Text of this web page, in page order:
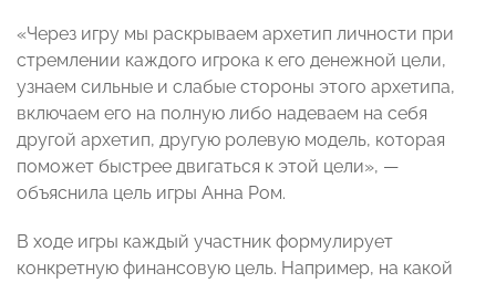
«Через игру мы раскрываем архетип личности при
стремлении каждого игрока к его денежной цели,
узнаем сильные и слабые стороны этого архетипа,
включаем его на полную либо надеваем на себя
другой архетип, другую ролевую модель, которая
поможет быстрее двигаться к этой цели», —
объяснила цель игры Анна Ром.
В ходе игры каждый участник формулирует
конкретную финансовую цель. Например, на какой